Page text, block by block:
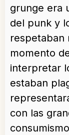
grunge era
del punk y
respetaban
momento
interpretar
estaban
con las